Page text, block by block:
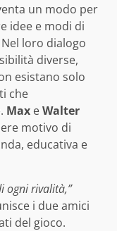
un modo per
idee e modi di
loro dialogo
diverse,
esistano solo
che
Max eWalter
motivo di
educativa e
ogni rivalità,”
i due amici
del gioco.